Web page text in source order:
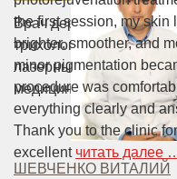
Врач дерматолог-
трихолог, специалист в
лазерных технологий в
медицины.
ШЕВЧЕНКО ВИТАЛИЙ
the first session, my skin
brighter, smoother, and
minor pigmentation
procedure was
everything clearly and
Thank you to the clinic
excellent читать далее